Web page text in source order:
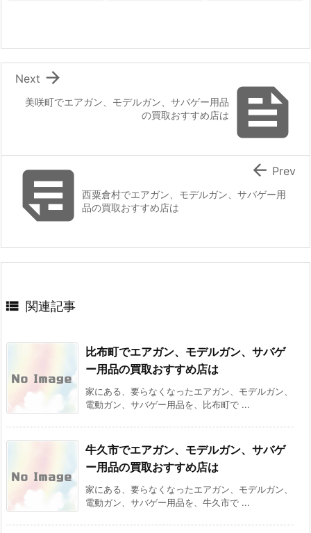

美咲町でエアガン、モデルガン、サバゲー用品
の買取おすすめ店は

Next
西粟倉村でエアガン、モデルガン、サバゲー用
品の買取おすすめ店は
 Prev
 関連記事
比布町でエアガン、モデルガン、サバゲ
ー用品の買取おすすめ店は
家にある、要らなくなったエアガン、モデルガン、
電動ガン、サバゲー用品を、比布町で ...
牛久市でエアガン、モデルガン、サバゲ
ー用品の買取おすすめ店は
家にある、要らなくなったエアガン、モデルガン、
電動ガン、サバゲー用品を、牛久市で ...